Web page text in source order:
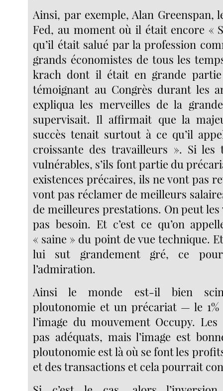
Ainsi, par exemple, Alan Greenspan,
Fed, au moment où il était encore «
qu’il était salué par la profession
grands économistes de tous les
krach dont il était en grande
témoignant au Congrès durant les
expliqua les merveilles de la
supervisait. Il affirmait que la
succès tenait surtout à ce qu’il
croissante des travailleurs ». Si les
vulnérables, s’ils font partie du
existences précaires, ils ne vont pas
vont pas réclamer de meilleurs
de meilleures prestations. On peut les
pas besoin. Et c’est ce qu’on
« saine » du point de vue technique.
lui sut grandement gré, ce
l’admiration.
Ainsi le monde est-il bien
ploutonomie et un précariat — le 1%
l’image du mouvement Occupy.
pas adéquats, mais l’image est
ploutonomie est là où se font les
et des transactions et cela pourrait